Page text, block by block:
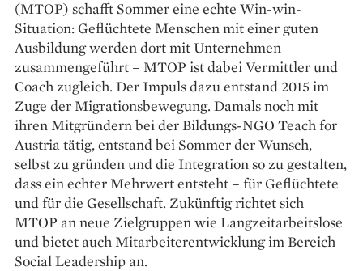
(MTOP) schafft Sommer eine echte Win-win-
Situation: Geflüchtete Menschen mit einer guten
Ausbildung werden dort mit Unternehmen
zusammengeführt – MTOP ist dabei Vermittler und
Coach zugleich. Der Impuls dazu entstand 2015 im
Zuge der Migrationsbewegung. Damals noch mit
ihren Mitgründern bei der Bildungs-NGO Teach for
Austria tätig, entstand bei Sommer der Wunsch,
selbst zu gründen und die Integration so zu gestalten,
dass ein echter Mehrwert entsteht – für Geflüchtete
und für die Gesellschaft. Zukünftig richtet sich
MTOP an neue Zielgruppen wie Langzeitarbeitslose
und bietet auch Mitarbeiterentwicklung im Bereich
Social Leadership an.